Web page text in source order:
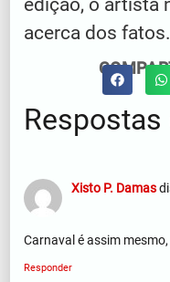
acerca dos fatos.
Respostas
Xisto P. Damas
Carnaval é assim
Responder